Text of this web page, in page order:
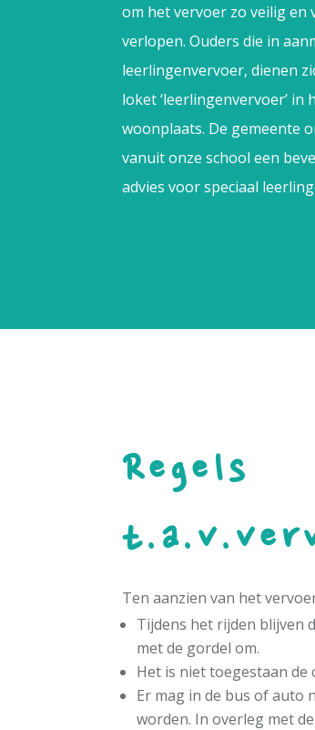
om het vervoer zo veilig en
verlopen. Ouders die in
leerlingenvervoer, dienen
loket‘leerlingenvervoer’ in
woonplaats. De gemeente
vanuitonze school een
advies voor speciaal
Regels
Ten aanzien van het
Tijdens het rijden blijven
met de gordel om.
Het is niet toegestaan
Er mag in de bus of auto
worden. In overleg met